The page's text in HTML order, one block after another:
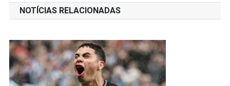
Post
NOTÍCIAS RELACIONADAS